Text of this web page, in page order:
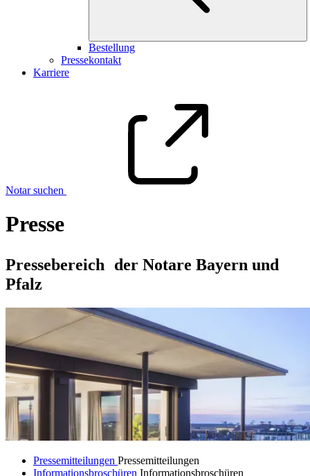
Bestellung
Pressekontakt
Karriere
Notar suchen
Presse
Pressebereich der Notare Bayern und
Pfalz
Pressemitteilungen Pressemitteilungen
Informationsbroschüren Informationsbroschüren